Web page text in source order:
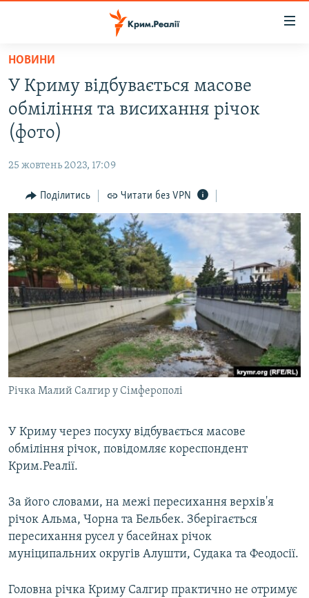
Перейти
основного
матеріалу
Перейти
до
основної
Перейти
до
пошуку
ВОДА.КРИМ
ВІДЕО ТА ФОТО
БЛОГИ
ПОГЛЯД
ІНТЕРВ'Ю
ВСЕ ЗА ДЕНЬ
СПЕЦПРОЕКТИ
ДЕПОРТАЦІЯ
ВІДЕОУРОКИ «ELIFBE»
СВІДЧЕННЯ ОКУПАЦІЇ
УКРАЇНСЬКА ПРОБЛЕМА КРИМУ
ІНФОГРАФІКА
ЯК ОБІЙТИ БЛОКУВАННЯ
Qırımtatar
ДОЛУЧАЙСЯ!
Усі сайти RFE/RL
НОВИНИ
У Криму відбувається масове
обміління та висихання річок
(фото)
25 жовтень 2023, 17:09
Поділитись Читати без VPN
Річка Малий Салгир у Сімферополі
У Криму через посуху відбувається масове
обміління річок, повідомляє кореспондент
Крим.Реалії.
За його словами, на межі пересихання верхів'я
річок Альма, Чорна та Бельбек. Зберігається
пересихання русел у басейнах річок
муніципальних округів Алушти, Судака та Феодосії.
Головна річка Криму Салгир практично не отримує